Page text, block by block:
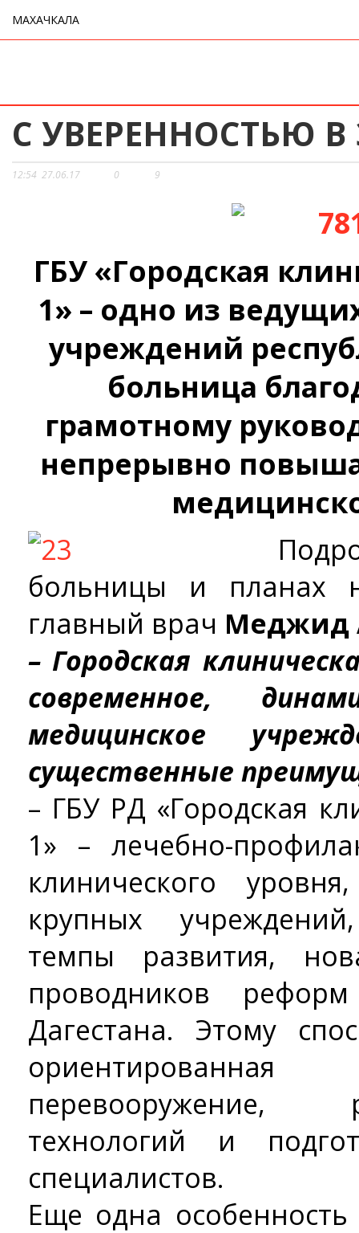
МАХАЧКАЛА
С УВЕРЕННОСТЬЮ
12:54 27.06.17 0 9
ГБУ «Городская
1» – одно из
учреждений
больница
грамотному
непрерывно
больницы и планах
главный врач Меджид
– Городская
современное,
медицинское
существенные
– ГБУ РД «Городская
1» – лечебно-
клинического
крупных
темпы развития,
проводников
Дагестана. Этому
перевооружение,
технологий и
специалистов.
Еще одна